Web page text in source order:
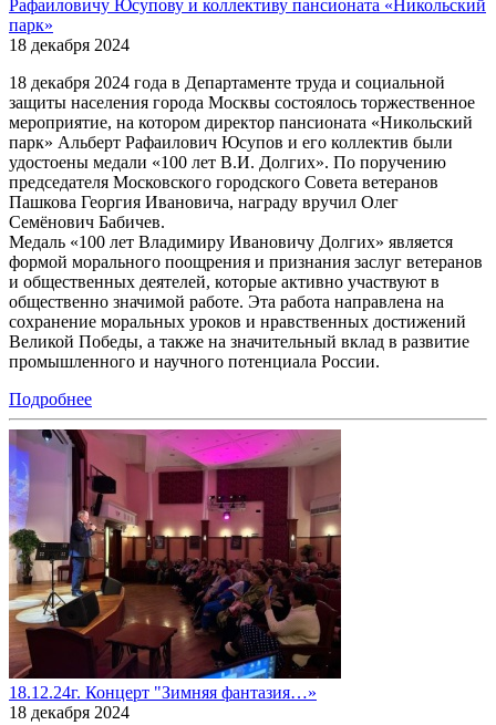
Рафаиловичу Юсупову и коллективу пансионата «Никольский
парк»
18 декабря 2024
18 декабря 2024 года в Департаменте труда и социальной
защиты населения города Москвы состоялось торжественное
мероприятие, на котором директор пансионата «Никольский
парк» Альберт Рафаилович Юсупов и его коллектив были
удостоены медали «100 лет В.И. Долгих». По поручению
председателя Московского городского Совета ветеранов
Пашкова Георгия Ивановича, награду вручил Олег
Семёнович Бабичев.
Медаль «100 лет Владимиру Ивановичу Долгих» является
формой морального поощрения и признания заслуг ветеранов
и общественных деятелей, которые активно участвуют в
общественно значимой работе. Эта работа направлена на
сохранение моральных уроков и нравственных достижений
Великой Победы, а также на значительный вклад в развитие
промышленного и научного потенциала России.
Подробнее
18.12.24г. Концерт "Зимняя фантазия…»
18 декабря 2024